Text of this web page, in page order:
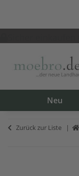
Neu
Zurück zur Liste